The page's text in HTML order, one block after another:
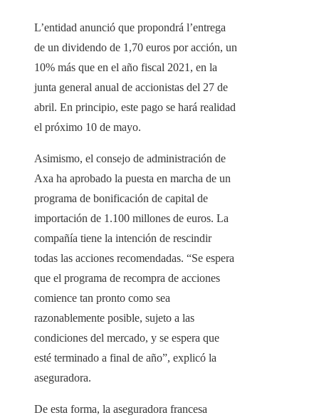
L’entidad anunció que propondrá l’entrega
de un dividendo de 1,70 euros por acción, un
10% más que en el año fiscal 2021, en la
junta general anual de accionistas del 27 de
abril. En principio, este pago se hará realidad
el próximo 10 de mayo.
Asimismo, el consejo de administración de
Axa ha aprobado la puesta en marcha de un
programa de bonificación de capital de
importación de 1.100 millones de euros. La
compañía tiene la intención de rescindir
todas las acciones recomendadas. “Se espera
que el programa de recompra de acciones
comience tan pronto como sea
razonablemente posible, sujeto a las
condiciones del mercado, y se espera que
esté terminado a final de año”, explicó la
aseguradora.
De esta forma, la aseguradora francesa